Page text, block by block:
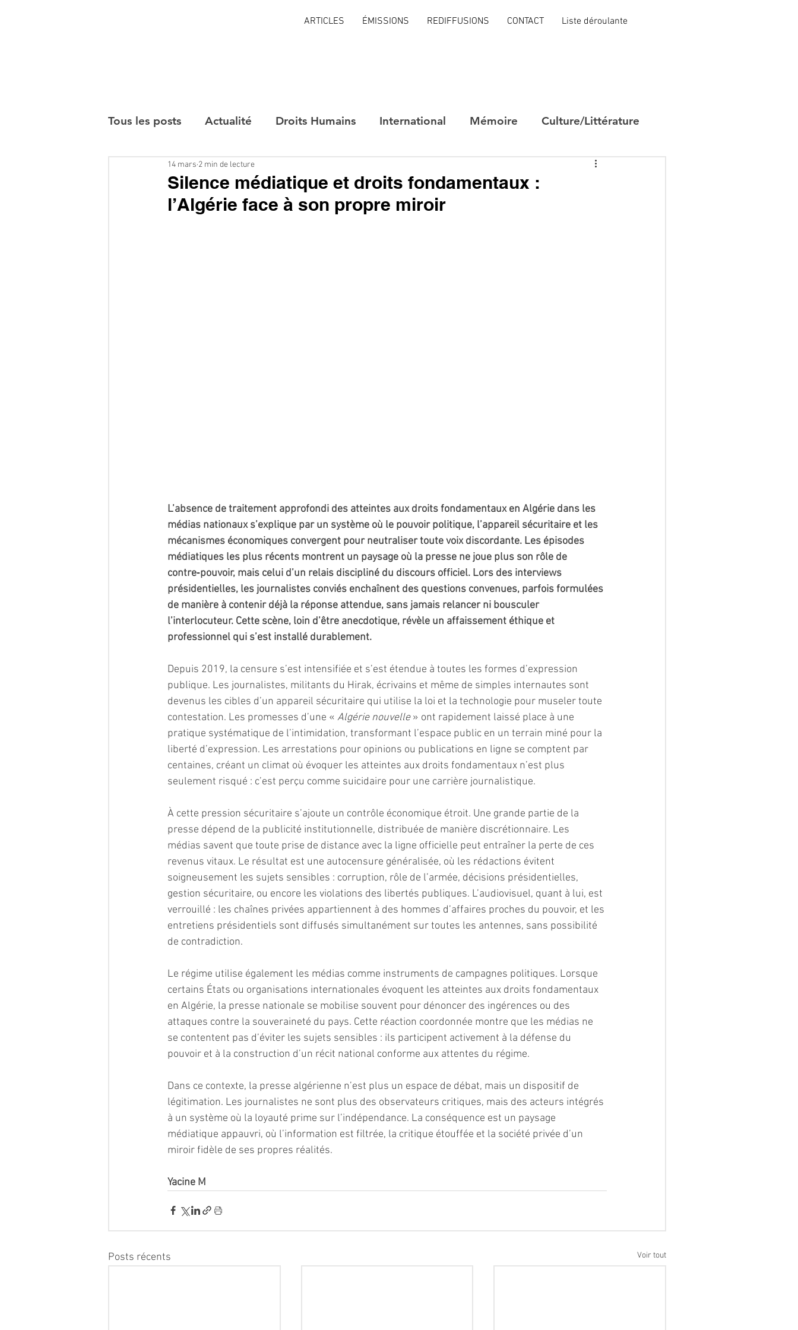
ARTICLES ÉMISSIONS REDIFFUSIONS CONTACT Liste déroulante
Tous les posts Actualité Droits Humains International Mémoire Culture/Littérature
Interviews
Silence médiatique et droits fondamentaux :
l’Algérie face à son propre miroir
14 mars 2 min de lecture
L’absence de traitement approfondi des atteintes aux droits fondamentaux en Algérie dans les
médias nationaux s’explique par un système où le pouvoir politique, l’appareil sécuritaire et les
mécanismes économiques convergent pour neutraliser toute voix discordante. Les épisodes
médiatiques les plus récents montrent un paysage où la presse ne joue plus son rôle de
contre‑pouvoir, mais celui d’un relais discipliné du discours officiel. Lors des interviews
présidentielles, les journalistes conviés enchaînent des questions convenues, parfois formulées
de manière à contenir déjà la réponse attendue, sans jamais relancer ni bousculer
l’interlocuteur. Cette scène, loin d’être anecdotique, révèle un affaissement éthique et
professionnel qui s’est installé durablement.
Depuis 2019, la censure s’est intensifiée et s’est étendue à toutes les formes d’expression
publique. Les journalistes, militants du Hirak, écrivains et même de simples internautes sont
devenus les cibles d’un appareil sécuritaire qui utilise la loi et la technologie pour museler toute
contestation. Les promesses d’une « Algérie nouvelle » ont rapidement laissé place à une
pratique systématique de l’intimidation, transformant l’espace public en un terrain miné pour la
liberté d’expression. Les arrestations pour opinions ou publications en ligne se comptent par
centaines, créant un climat où évoquer les atteintes aux droits fondamentaux n’est plus
seulement risqué : c’est perçu comme suicidaire pour une carrière journalistique.
À cette pression sécuritaire s’ajoute un contrôle économique étroit. Une grande partie de la
presse dépend de la publicité institutionnelle, distribuée de manière discrétionnaire. Les
médias savent que toute prise de distance avec la ligne officielle peut entraîner la perte de ces
revenus vitaux. Le résultat est une autocensure généralisée, où les rédactions évitent
soigneusement les sujets sensibles : corruption, rôle de l’armée, décisions présidentielles,
gestion sécuritaire, ou encore les violations des libertés publiques. L’audiovisuel, quant à lui, est
verrouillé : les chaînes privées appartiennent à des hommes d’affaires proches du pouvoir, et les
entretiens présidentiels sont diffusés simultanément sur toutes les antennes, sans possibilité
de contradiction.
Le régime utilise également les médias comme instruments de campagnes politiques. Lorsque
certains États ou organisations internationales évoquent les atteintes aux droits fondamentaux
en Algérie, la presse nationale se mobilise souvent pour dénoncer des ingérences ou des
attaques contre la souveraineté du pays. Cette réaction coordonnée montre que les médias ne
se contentent pas d’éviter les sujets sensibles : ils participent activement à la défense du
pouvoir et à la construction d’un récit national conforme aux attentes du régime.
Dans ce contexte, la presse algérienne n’est plus un espace de débat, mais un dispositif de
légitimation. Les journalistes ne sont plus des observateurs critiques, mais des acteurs intégrés
à un système où la loyauté prime sur l’indépendance. La conséquence est un paysage
médiatique appauvri, où l’information est filtrée, la critique étouffée et la société privée d’un
miroir fidèle de ses propres réalités.
Yacine M
Posts récents Voir tout